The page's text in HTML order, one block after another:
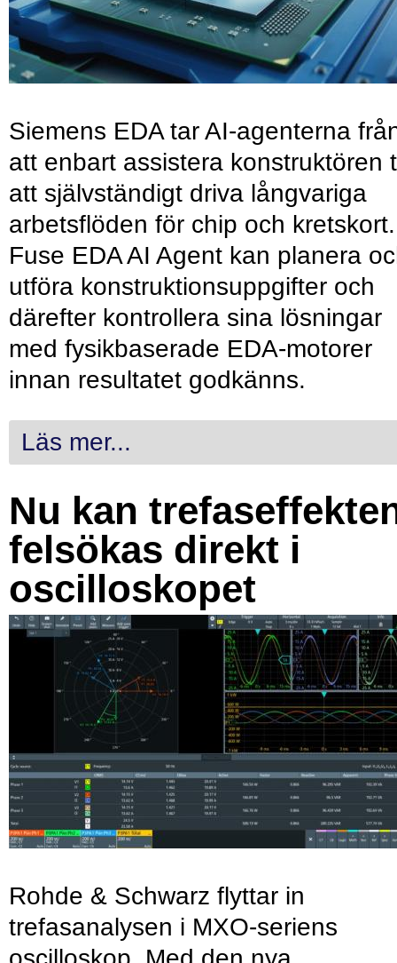
Siemens EDA tar AI-agenterna
att enbart assistera konstruktören
att självständigt driva långvariga
arbetsflöden för chip och kretskort.
Fuse EDA AI Agent kan planera
utföra konstruktionsuppgifter och
därefter kontrollera sina lösningar
med fysikbaserade EDA-motorer
innan resultatet godkänns.
Läs mer...
Nu kan
felsökas direkt i
oscilloskopet
Rohde & Schwarz flyttar in
trefasanalysen i MXO-seriens